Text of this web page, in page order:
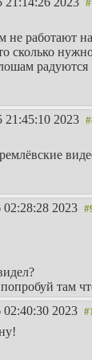
не работают
сколько
радуются
2023
2023
там
2023